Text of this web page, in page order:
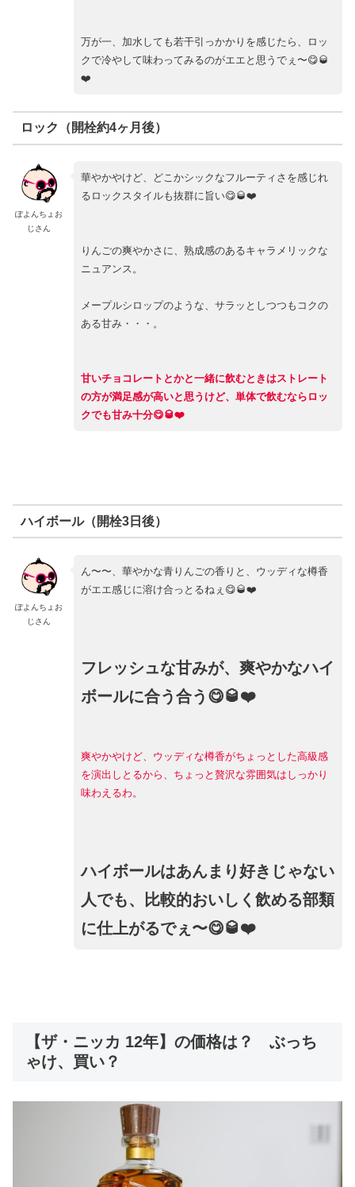
万が一、加水しても若干引っかかりを感じたら、ロッ
クで冷やして味わってみるのがエエと思うでぇ〜😋🥃
❤️
ロック（開栓約4ヶ月後）
ぽよんちょお
じさん
華やかやけど、どこかシックなフルーティさを感じれ
るロックスタイルも抜群に旨い😋🥃❤️
りんごの爽やかさに、熟成感のあるキャラメリックな
ニュアンス。
メープルシロップのような、サラッとしつつもコクの
ある甘み・・・。
甘いチョコレートとかと一緒に飲むときはストレート
の方が満足感が高いと思うけど、単体で飲むならロッ
クでも甘み十分😋🥃❤️
ハイボール（開栓3日後）
ぽよんちょお
じさん
ん〜〜、華やかな青りんごの香りと、ウッディな樽香
がエエ感じに溶け合っとるねぇ😋🥃❤️
フレッシュな甘みが、爽やかなハイ
ボールに合う合う😋🥃❤️
爽やかやけど、ウッディな樽香がちょっとした高級感
を演出しとるから、ちょっと贅沢な雰囲気はしっかり
味わえるわ。
ハイボールはあんまり好きじゃない
人でも、比較的おいしく飲める部類
に仕上がるでぇ〜😋🥃❤️
【ザ・ニッカ 12年】の価格は？ ぶっち
ゃけ、買い？